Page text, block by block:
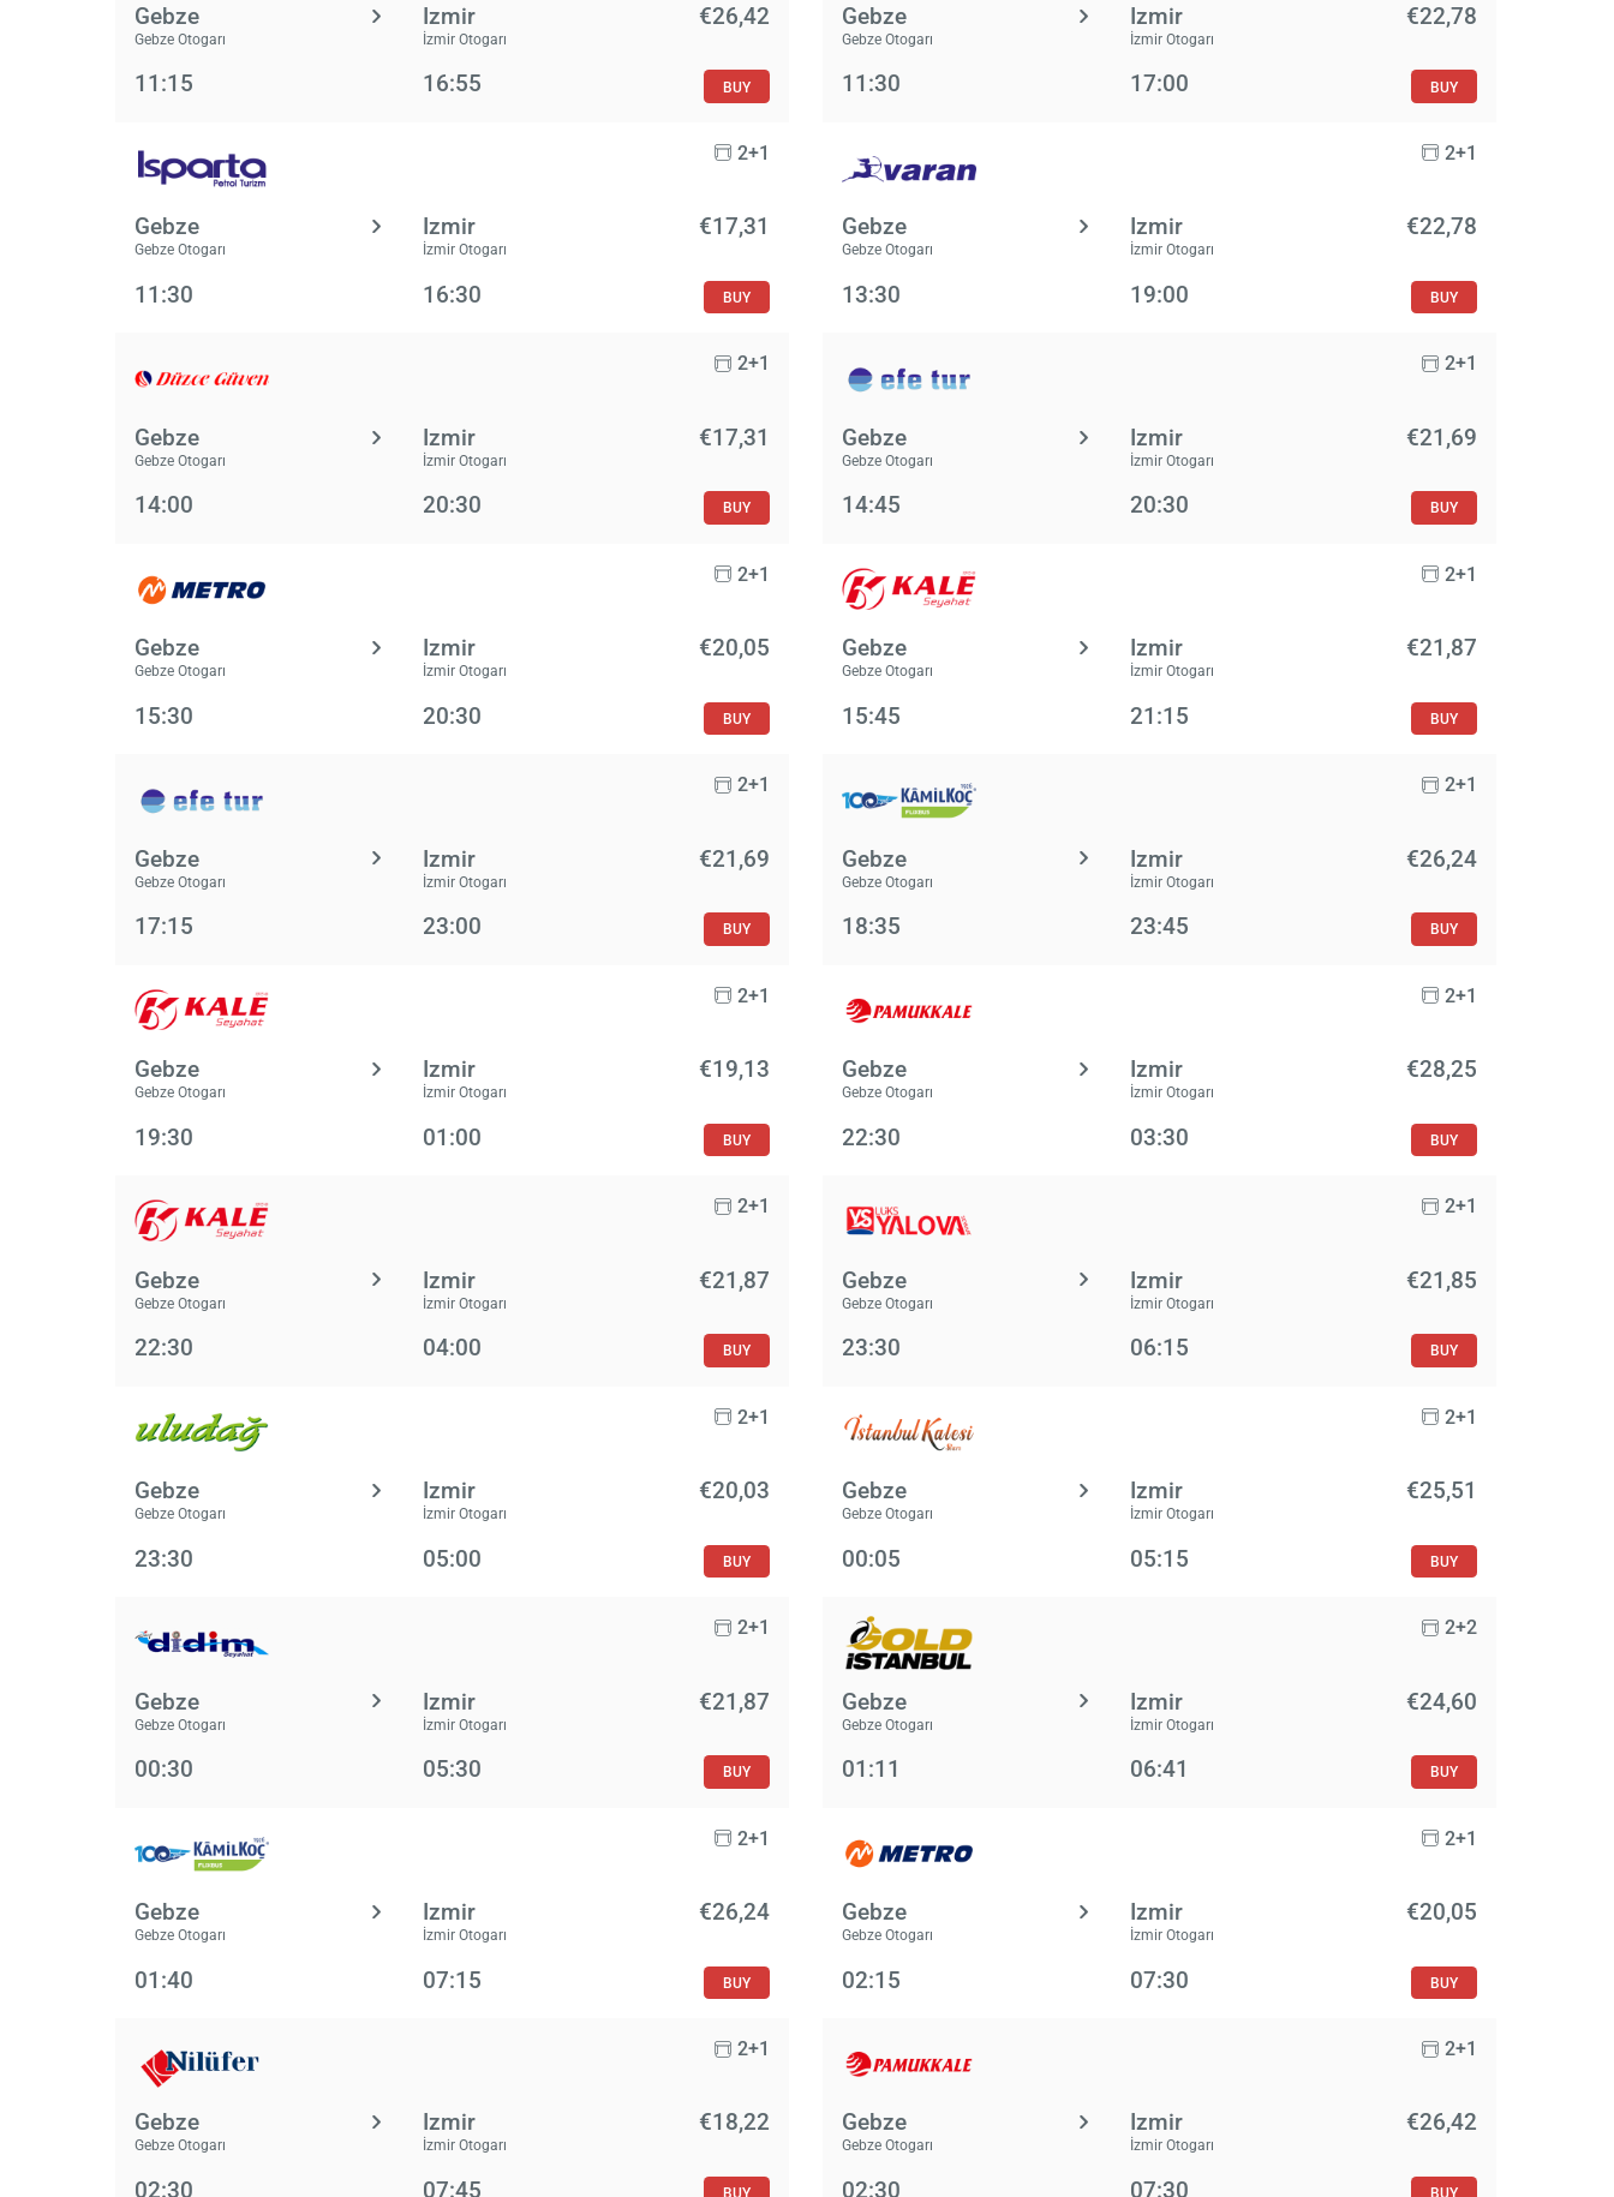
Gebze
Gebze Otogarı
Izmir
İzmir Otogarı
€26,42
11:15 16:55 BUY
Gebze
Gebze Otogarı
Izmir
İzmir Otogarı
€22,78
11:30 17:00 BUY
2+1
Gebze
Gebze Otogarı
Izmir
İzmir Otogarı
€17,31
11:30 16:30 BUY
2+1
Gebze
Gebze Otogarı
Izmir
İzmir Otogarı
€22,78
13:30 19:00 BUY
2+1
Gebze
Gebze Otogarı
Izmir
İzmir Otogarı
€17,31
14:00 20:30 BUY
2+1
Gebze
Gebze Otogarı
Izmir
İzmir Otogarı
€21,69
14:45 20:30 BUY
2+1
Gebze
Gebze Otogarı
Izmir
İzmir Otogarı
€20,05
15:30 20:30 BUY
2+1
Gebze
Gebze Otogarı
Izmir
İzmir Otogarı
€21,87
15:45 21:15 BUY
2+1
Gebze
Gebze Otogarı
Izmir
İzmir Otogarı
€21,69
17:15 23:00 BUY
2+1
Gebze
Gebze Otogarı
Izmir
İzmir Otogarı
€26,24
18:35 23:45 BUY
2+1
Gebze
Gebze Otogarı
Izmir
İzmir Otogarı
€19,13
19:30 01:00 BUY
2+1
Gebze
Gebze Otogarı
Izmir
İzmir Otogarı
€28,25
22:30 03:30 BUY
2+1
Gebze
Gebze Otogarı
Izmir
İzmir Otogarı
€21,87
22:30 04:00 BUY
2+1
Gebze
Gebze Otogarı
Izmir
İzmir Otogarı
€21,85
23:30 06:15 BUY
2+1
Gebze
Gebze Otogarı
Izmir
İzmir Otogarı
€20,03
23:30 05:00 BUY
2+1
Gebze
Gebze Otogarı
Izmir
İzmir Otogarı
€25,51
00:05 05:15 BUY
2+1
Gebze
Gebze Otogarı
Izmir
İzmir Otogarı
€21,87
00:30 05:30 BUY
2+2
Gebze
Gebze Otogarı
Izmir
İzmir Otogarı
€24,60
01:11 06:41 BUY
2+1
Gebze
Gebze Otogarı
Izmir
İzmir Otogarı
€26,24
01:40 07:15 BUY
2+1
Gebze
Gebze Otogarı
Izmir
İzmir Otogarı
€20,05
02:15 07:30 BUY
2+1
Gebze
Gebze Otogarı
Izmir
İzmir Otogarı
€18,22
02:30 07:45 BUY
2+1
Gebze
Gebze Otogarı
Izmir
İzmir Otogarı
€26,42
02:30 07:30 BUY